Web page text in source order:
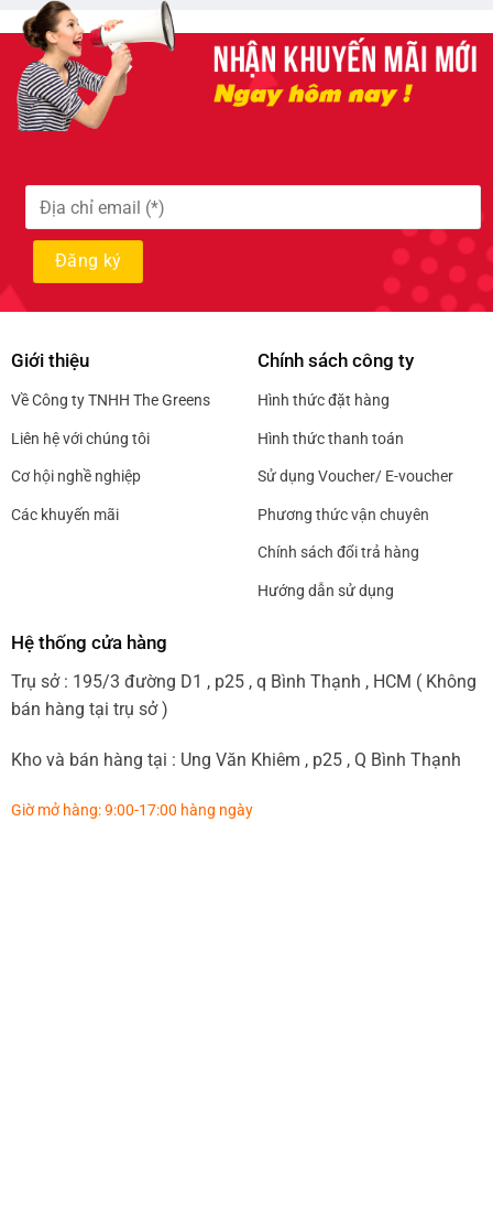
Giới thiệu
Về Công ty TNHH The Greens
Liên hệ với chúng tôi
Cơ hội nghề nghiệp
Các khuyến mãi
Chính sách công ty
Hình thức đặt hàng
Hình thức thanh toán
Sử dụng Voucher/ E-voucher
Phương thức vận chuyên
Chính sách đổi trả hàng
Hướng dẫn sử dụng
Hệ thống cửa hàng
Trụ sở : 195/3 đường D1 , p25 , q Bình Thạnh , HCM ( Không
bán hàng tại trụ sở )
Kho và bán hàng tại : Ung Văn Khiêm , p25 , Q Bình Thạnh
Giờ mở hàng: 9:00-17:00 hàng ngày